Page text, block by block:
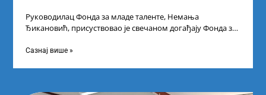
Руководилац Фонда за младе таленте, Немања
Ђикановић, присуствовао је свечаном догађају Фонда за
Сазнај више »